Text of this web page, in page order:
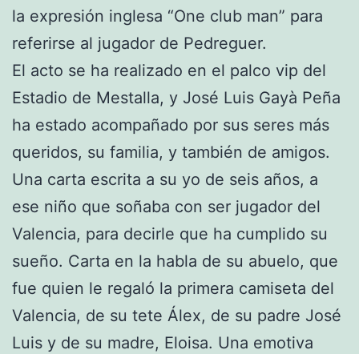
la expresión inglesa “One club man” para
referirse al jugador de Pedreguer.
El acto se ha realizado en el palco vip del
Estadio de Mestalla, y José Luis Gayà Peña
ha estado acompañado por sus seres más
queridos, su familia, y también de amigos.
Una carta escrita a su yo de seis años, a
ese niño que soñaba con ser jugador del
Valencia, para decirle que ha cumplido su
sueño. Carta en la habla de su abuelo, que
fue quien le regaló la primera camiseta del
Valencia, de su tete Álex, de su padre José
Luis y de su madre, Eloisa. Una emotiva